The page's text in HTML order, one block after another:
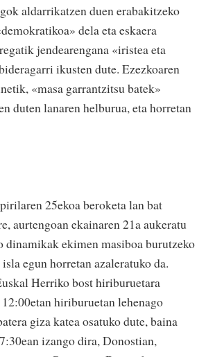
aldarrikatzen duen erabakitzeko
dela eta eskaera
jendearengana «iristea eta
ikusten dute. Ezezkoaren
«masa garrantzitsu batek»
duten lanaren helburua, eta horretan
25ekoa beroketa lan bat
aurtengoan ekainaren 21a aukeratu
dinamikak ekimen masiboa burutzeko
egun horretan azaleratuko da.
Herriko bost hiriburuetara
hiriburuetan lehenago
giza katea osatuko dute, baina
izango dira, Donostian,